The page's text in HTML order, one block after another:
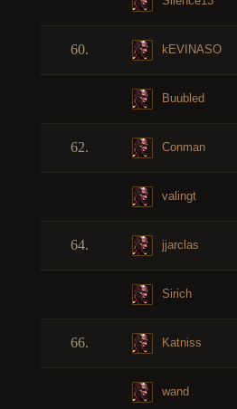
60. kEVINASO
Buubled
62. Conman
valingt
64. jjarclas
Sirich
66. Katniss
wand